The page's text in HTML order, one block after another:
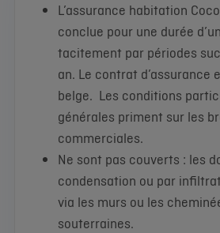
L’assurance habitation
conclue pour une durée
tacitement par périodes
an. Le contrat d’assurance
belge. Les conditions
générales priment sur les
commerciales.
Ne sont pas couverts : les
condensation ou par
via les murs ou les
souterraines.